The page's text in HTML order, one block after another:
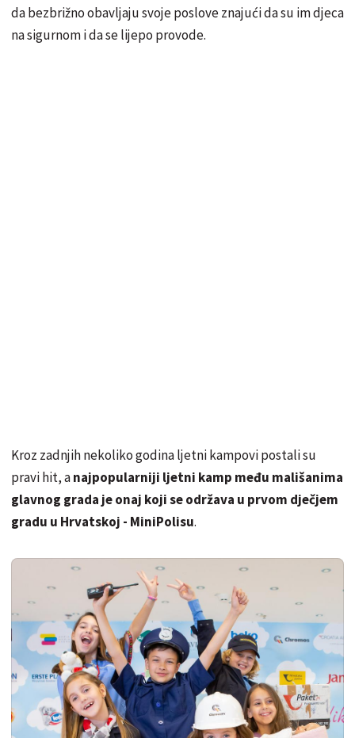
da bezbrižno obavljaju svoje poslove znajući da su im djeca
na sigurnom i da se lijepo provode.
Kroz zadnjih nekoliko godina ljetni kampovi postali su
pravi hit, anajpopularniji ljetni kamp među mališanima
glavnog grada je onaj koji se održava u prvom dječjem
gradu u Hrvatskoj - MiniPolisu.